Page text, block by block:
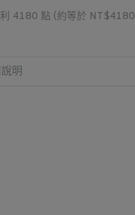
4180 點 (約等於 NT$4180
明